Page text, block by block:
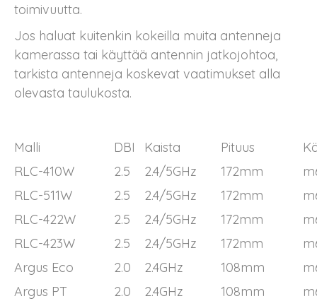
toimivuutta.
Jos haluat kuitenkin kokeilla muita antenneja
kamerassa tai käyttää antennin jatkojohtoa,
tarkista antenneja koskevat vaatimukset alla
olevasta taulukosta.
Malli DBI Kaista Pituus
RLC-410W
2.5 2.4/5GHz 172mm
RLC-511W
2.5 2.4/5GHz 172mm
RLC-422W
2.5 2.4/5GHz 172mm
RLC-423W
2.5 2.4/5GHz 172mm
Argus Eco
2.0 2.4GHz 108mm
Argus PT
2.0 2.4GHz 108mm